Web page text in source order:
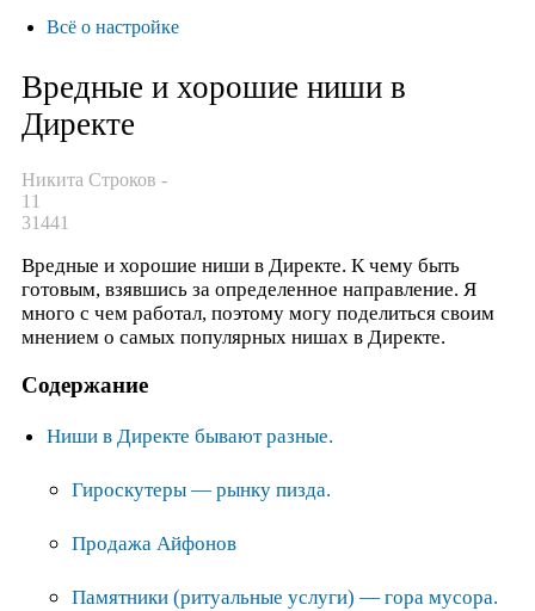
Всё о настройке
Вредные и хорошие ниши в
Директе
Никита Строков -
11
31441
Вредные и хорошие ниши в Директе. К чему быть
готовым, взявшись за определенное направление. Я
много с чем работал, поэтому могу поделиться своим
мнением о самых популярных нишах в Директе.
Содержание
Ниши в Директе бывают разные.
Гироскутеры — рынку пизда.
Продажа Айфонов
Памятники (ритуальные услуги) — гора мусора.